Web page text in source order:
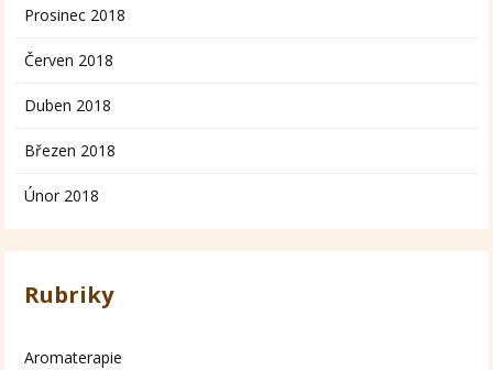
Prosinec 2018
Červen 2018
Duben 2018
Březen 2018
Únor 2018
Rubriky
Aromaterapie